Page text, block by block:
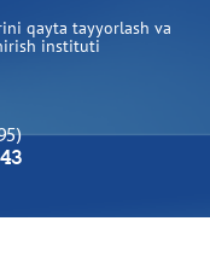
qayta tayyorlash va
instituti